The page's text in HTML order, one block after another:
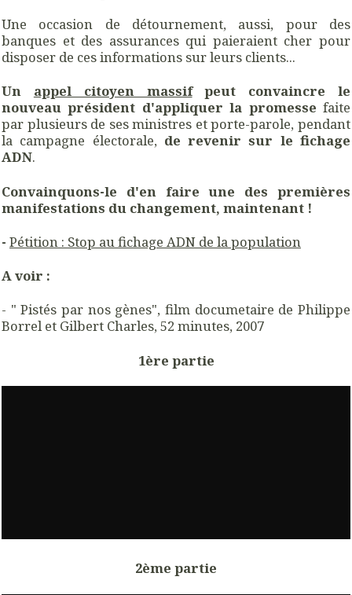
Une occasion de détournement, aussi, pour des
banques et des assurances qui paieraient cher pour
disposer de ces informations sur leurs clients...
Un appel citoyen massifpeut convaincre le
nouveau président d'appliquer la promesse faite
par plusieurs de ses ministres et porte-parole, pendant
la campagne électorale, de revenir sur le fichage
ADN.
Convainquons-le d'en faire une des premières
manifestations du changement, maintenant !
- Pétition : Stop au fichage ADN de la population
A voir :
- " Pistés par nos gènes", film documetaire de Philippe
Borrel et Gilbert Charles, 52 minutes, 2007
1ère partie
2ème partie